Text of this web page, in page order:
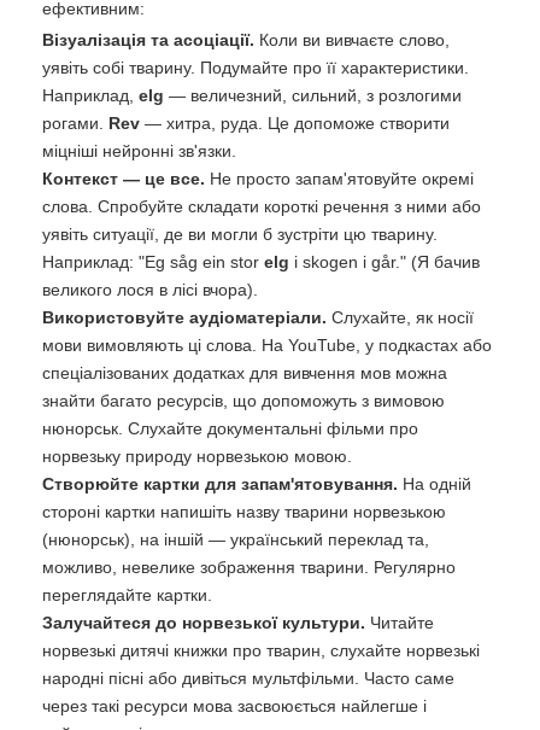
ефективним:
Візуалізація та асоціації. Коли ви вивчаєте слово,
уявіть собі тварину. Подумайте про її характеристики.
Наприклад, elg — величезний, сильний, з розлогими
рогами. Rev — хитра, руда. Це допоможе створити
міцніші нейронні зв'язки.
Контекст — це все. Не просто запам'ятовуйте окремі
слова. Спробуйте складати короткі речення з ними або
уявіть ситуації, де ви могли б зустріти цю тварину.
Наприклад: "Eg såg ein stor elg i skogen i går." (Я бачив
великого лося в лісі вчора).
Використовуйте аудіоматеріали. Слухайте, як носії
мови вимовляють ці слова. На YouTube, у подкастах або
спеціалізованих додатках для вивчення мов можна
знайти багато ресурсів, що допоможуть з вимовою
нюнорськ. Слухайте документальні фільми про
норвезьку природу норвезькою мовою.
Створюйте картки для запам'ятовування. На одній
стороні картки напишіть назву тварини норвезькою
(нюнорськ), на іншій — український переклад та,
можливо, невелике зображення тварини. Регулярно
переглядайте картки.
Залучайтеся до норвезької культури. Читайте
норвезькі дитячі книжки про тварин, слухайте норвезькі
народні пісні або дивіться мультфільми. Часто саме
через такі ресурси мова засвоюється найлегше і